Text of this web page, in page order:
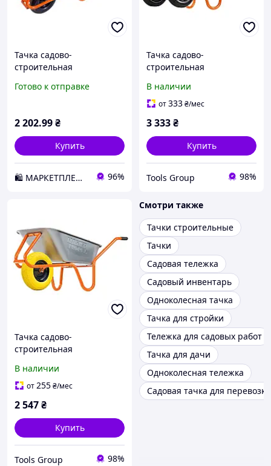
Тачка садово-
строительная
MASTERTOOL 100 л 180 кг
Готово к отправке
2 202.99₴
Купить
🛍️ МАРКЕТПЛЕЙС DMD 96%
Тачка садово-
строительная
двухколесная 100 л/230 кг
колесо пневматическое с
подшипник
В наличии
от333₴/мес
3 333₴
Купить
Tools Group 98%
Тачка садово-
строительная
одноколесная 100 л/180 кг
колесо полиуретановое
подшипник 79-9815
В наличии
от255₴/мес
2 547₴
Купить
Tools Group 98%
Смотри также
Тачки строительные
Тачки
Садовая тележка
Садовый инвентарь
Одноколесная тачка
Тачка для стройки
Тележка для садовых работ
Тачка для дачи
Одноколесная тележка
Садовая тачка для перевозки